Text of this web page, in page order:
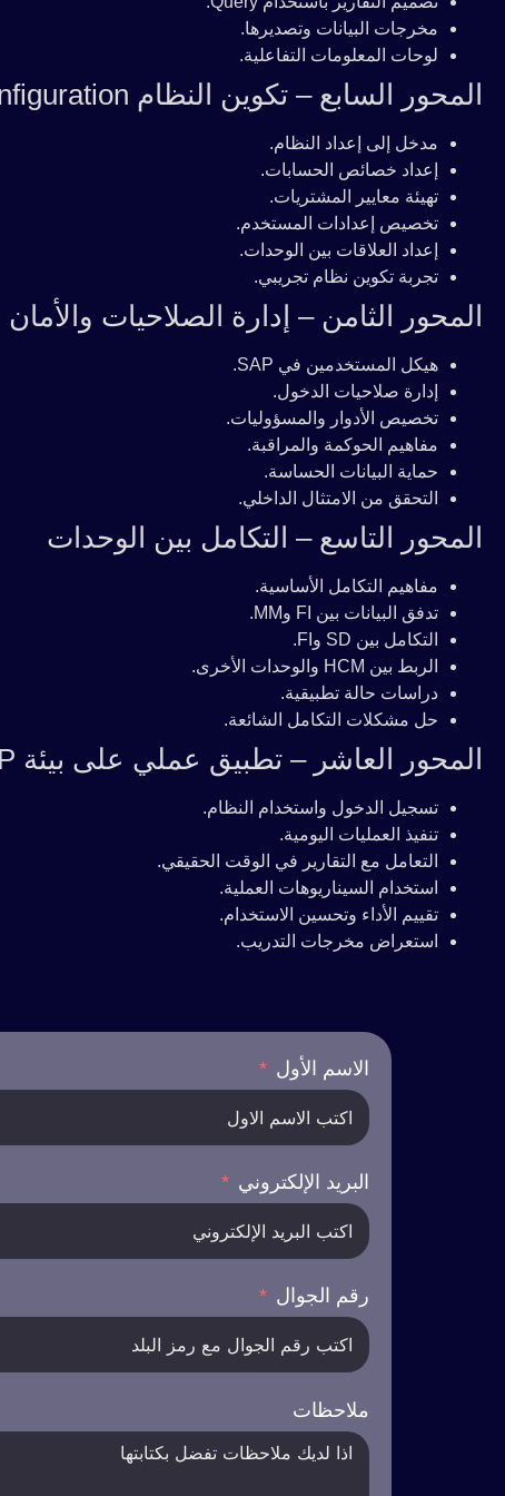
مخرجات البيانات وتصديرها.
لوحات المعلومات التفاعلية.
المحور السابع – تكوين النظام Configuration
مدخل إلى إعداد النظام.
إعداد خصائص الحسابات.
تهيئة معايير المشتريات.
تخصيص إعدادات المستخدم.
إعداد العلاقات بين الوحدات.
تجربة تكوين نظام تجريبي.
المحور الثامن – إدارة الصلاحيات والأمان
هيكل المستخدمين في SAP.
إدارة صلاحيات الدخول.
تخصيص الأدوار والمسؤوليات.
مفاهيم الحوكمة والمراقبة.
حماية البيانات الحساسة.
التحقق من الامتثال الداخلي.
المحور التاسع – التكامل بين الوحدات
مفاهيم التكامل الأساسية.
تدفق البيانات بين FI وMM.
التكامل بين SD وFI.
الربط بين HCM والوحدات الأخرى.
دراسات حالة تطبيقية.
حل مشكلات التكامل الشائعة.
المحور العاشر – تطبيق عملي على بيئة SAP
تسجيل الدخول واستخدام النظام.
تنفيذ العمليات اليومية.
التعامل مع التقارير في الوقت الحقيقي.
استخدام السيناريوهات العملية.
تقييم الأداء وتحسين الاستخدام.
استعراض مخرجات التدريب.
الاسم الأول
البريد الإلكتروني
رقم الجوال
ملاحظات